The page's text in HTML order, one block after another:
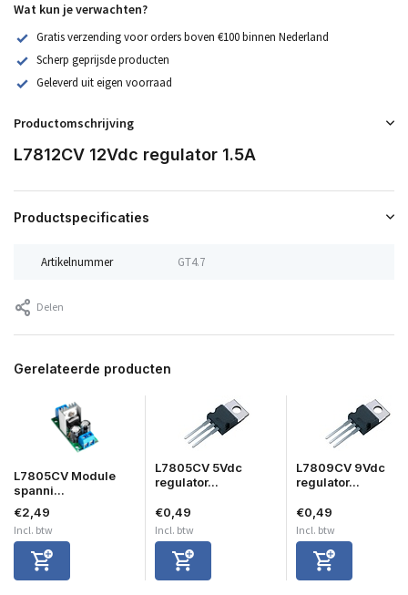
Wat kun je verwachten?
Gratis verzending voor orders boven €100 binnen Nederland
Scherp geprijsde producten
Geleverd uit eigen voorraad
Productomschrijving
L7812CV 12Vdc regulator 1.5A
Productspecificaties
Artikelnummer GT4.7
Delen
Gerelateerde producten
L7805CV Module
spanni...
€2,49
Incl. btw
L7805CV 5Vdc
regulator...
€0,49
Incl. btw
L7809CV 9Vdc
regulator...
€0,49
Incl. btw